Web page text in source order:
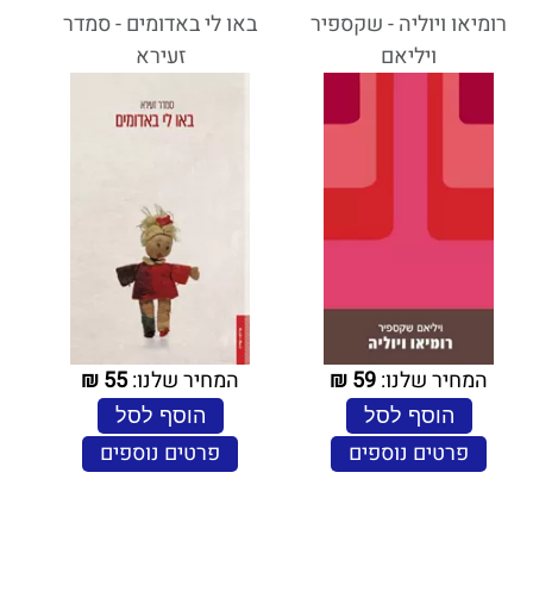
רומיאו ויוליה - שקספיר
ויליאם
המחיר שלנו:59
₪
הוסף לסל
פרטים נוספים
באו לי באדומים - סמדר
זעירא
המחיר שלנו:55
₪
הוסף לסל
פרטים נוספים